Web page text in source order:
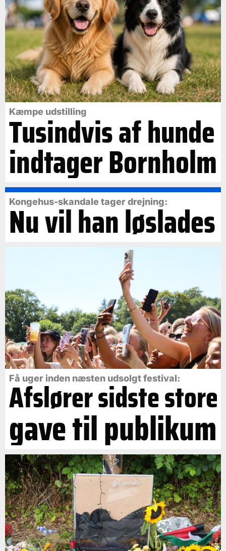
Kæmpe udstilling
Tusindvis af hunde
indtager Bornholm
Kongehus-skandale tager drejning:
Nu vil han løslades
Få uger inden næsten udsolgt festival:
Afslører sidste store
gave til publikum